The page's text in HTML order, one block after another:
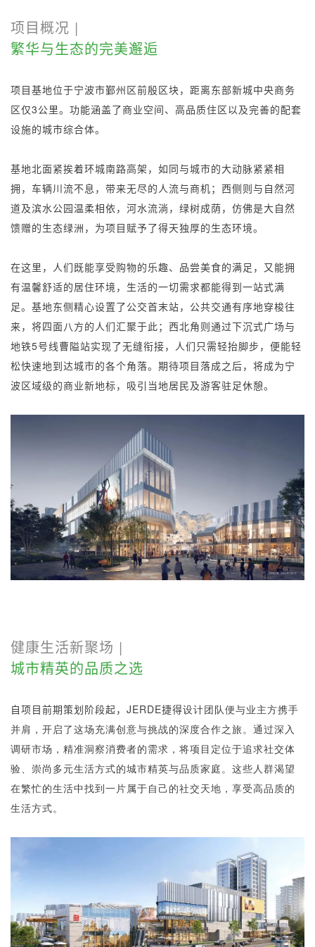
项目概况 |
繁华与生态的完美邂逅
项目基地位于宁波市鄞州区前殷区块， 距离东部新城中央商务
区仅3公里。功能涵盖了商业空间、高品质住区以及完善的配套
设施的城市综合体。
基地北面紧挨着环城南路高架，如同与城市的大动脉紧紧相
拥，车辆川流不息，带来无尽的人流与商机；西侧则与自然河
道及滨水公园温柔相依，河水流淌，绿树成荫，仿佛是大自然
馈赠的生态绿洲，为项目赋予了得天独厚的生态环境。
在这里，人们既能享受购物的乐趣、品尝美食的满足，又能拥
有温馨舒适的居住环境，生活的一切需求都能得到一站式满
足。基地东侧精心设置了公交首末站，公共交通有序地穿梭往
来，将四面八方的人们汇聚于此；西北角则通过下沉式广场与
地铁5号线曹隘站实现了无缝衔接，人们只需轻抬脚步，便能轻
松快速地到达城市的各个角落。期待项目落成之后，将成为宁
波区域级的商业新地标，吸引当地居民及游客驻足休憩。
健康生活新聚场 |
城市精英的品质之选
自项目前期策划阶段起，JERDE捷得设计团队便与业主方携手
并肩，开启了这场充满创意与挑战的深度合作之旅。通过深入
调研市场，精准洞察消费者的需求，将项目定位于追求社交体
验、崇尚多元生活方式的城市精英与品质家庭。这些人群渴望
在繁忙的生活中找到一片属于自己的社交天地，享受高品质的
生活方式。